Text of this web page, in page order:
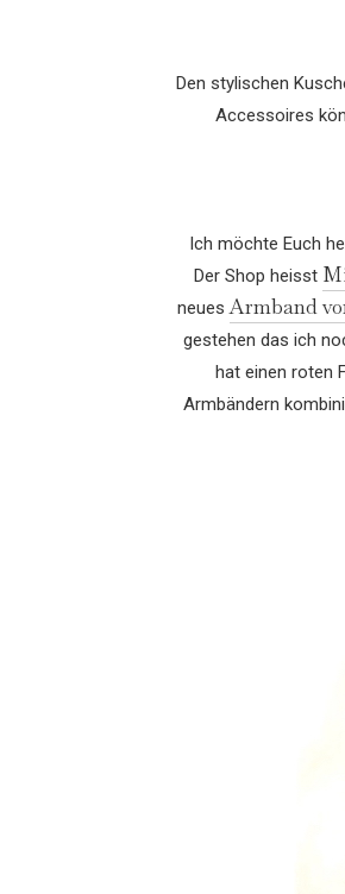
Den stylischen
Accessoires
Ich möchte Euch
Der Shop heisst
neuesArmband
gestehen das ich
hat einen roten
Armbändern